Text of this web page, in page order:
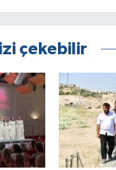
çekebilir